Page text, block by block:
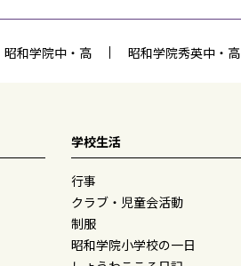
昭和学院中・高 昭和学院秀英中・高
学校生活
行事
クラブ・児童会活動
制服
昭和学院小学校の一日